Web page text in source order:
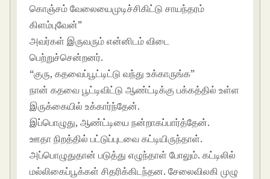
கொஞ்சம் வேலையைமுடிச்சிகிட்டு சாயந்தரம்
கிளம்புவேன்”
அவர்கள் இருவரும் என்னிடம் விடை
பெற்றுச்சென்றனர்.
“குரு, கதவைப்பூட்டிட்டு வந்து உக்காருங்க”
நான் கதவை பூட்டிவிட்டு ஆண்ட்டிக்கு பக்கத்தில் உள்ள
இருக்கையில் உக்கார்ந்தேன்.
இப்பொழுது, ஆண்ட்டியை நன்றாகப்பார்த்தேன்.
ஊதா நிறத்தில் பட்டுப்புடவை கட்டியிருந்தாள்.
அப்பொழுதுதான் படுத்து எழுந்தாள் போலும். கட்டிலில்
மல்லிகைப்பூக்கள் சிதரிக்கிடந்தன. சேலைவிலகி முழு